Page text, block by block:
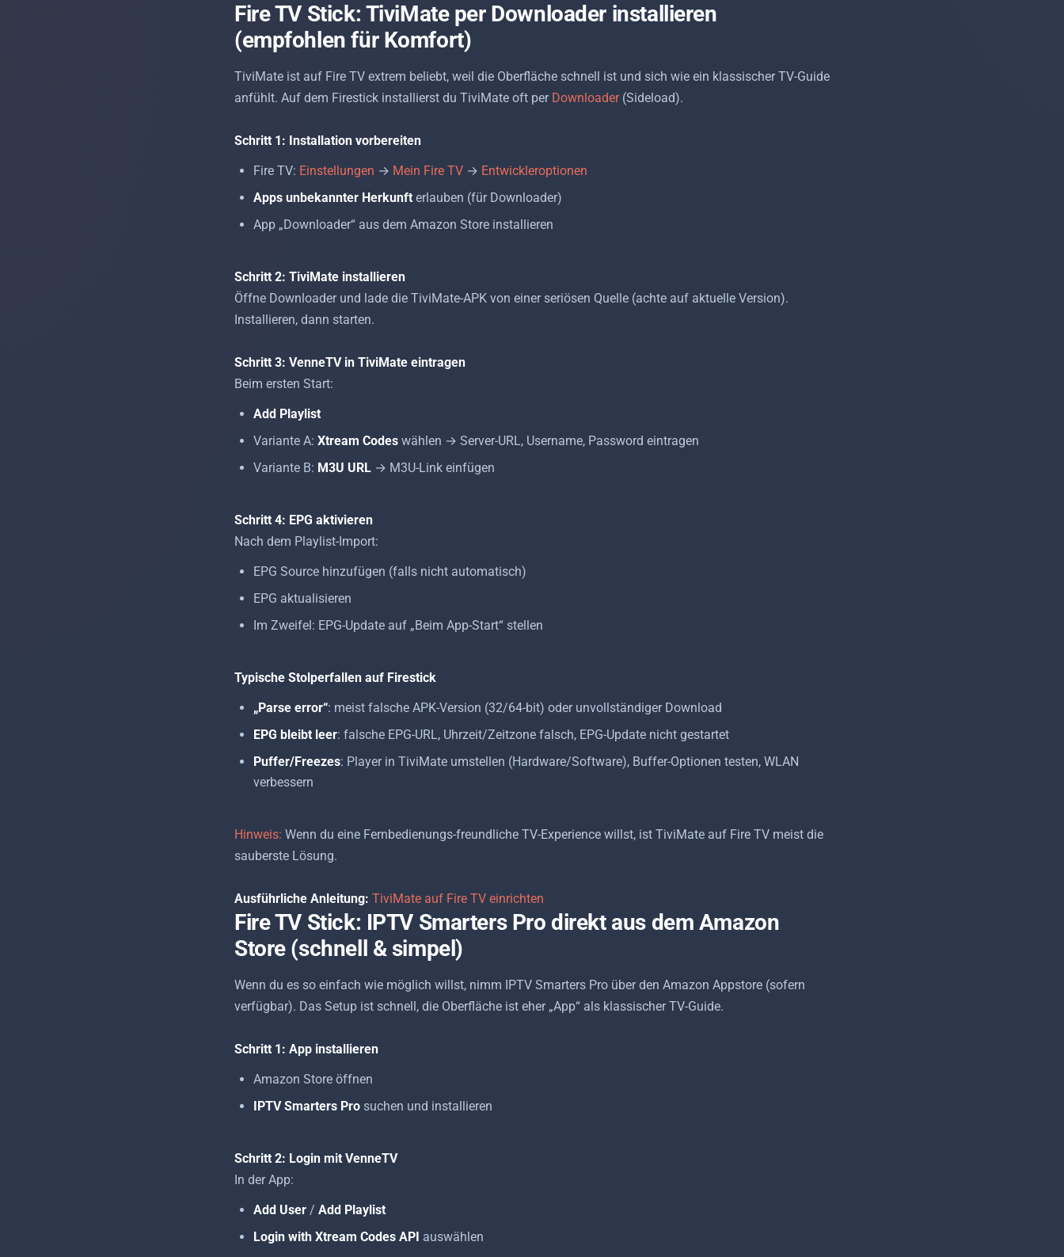
Fire TV Stick: TiviMate per Downloader installieren
(empfohlen für Komfort)
TiviMate ist auf Fire TV extrem beliebt, weil die Oberfläche schnell ist und sich wie ein klassischer TV-Guide
anfühlt. Auf dem Firestick installierst du TiviMate oft per Downloader(Sideload).
Schritt 1: Installation vorbereiten
Fire TV: Einstellungen → Mein Fire TV → Entwickleroptionen
Apps unbekannter Herkunft erlauben (für Downloader)
App „Downloader“ aus dem Amazon Store installieren
Schritt 2: TiviMate installieren
Öffne Downloader und lade die TiviMate-APK von einer seriösen Quelle (achte auf aktuelle Version).
Installieren, dann starten.
Schritt 3: VenneTV in TiviMate eintragen
Beim ersten Start:
Add Playlist
Variante A: Xtream Codes wählen → Server-URL, Username, Password eintragen
Variante B: M3U URL → M3U-Link einfügen
Schritt 4: EPG aktivieren
Nach dem Playlist-Import:
EPG Source hinzufügen (falls nicht automatisch)
EPG aktualisieren
Im Zweifel: EPG-Update auf „Beim App-Start“ stellen
Typische Stolperfallen auf Firestick
„Parse error“: meist falsche APK-Version (32/64-bit) oder unvollständiger Download
EPG bleibt leer: falsche EPG-URL, Uhrzeit/Zeitzone falsch, EPG-Update nicht gestartet
Puffer/Freezes: Player in TiviMate umstellen (Hardware/Software), Buffer-Optionen testen, WLAN
verbessern
Hinweis: Wenn du eine Fernbedienungs-freundliche TV-Experience willst, ist TiviMate auf Fire TV meist die
sauberste Lösung.
Ausführliche Anleitung: TiviMate auf Fire TV einrichten
Fire TV Stick: IPTV Smarters Pro direkt aus dem Amazon
Store (schnell & simpel)
Wenn du es so einfach wie möglich willst, nimm IPTV Smarters Pro über den Amazon Appstore (sofern
verfügbar). Das Setup ist schnell, die Oberfläche ist eher „App“ als klassischer TV-Guide.
Schritt 1: App installieren
Amazon Store öffnen
IPTV Smarters Pro suchen und installieren
Schritt 2: Login mit VenneTV
In der App:
Add User / Add Playlist
Login with Xtream Codes API auswählen